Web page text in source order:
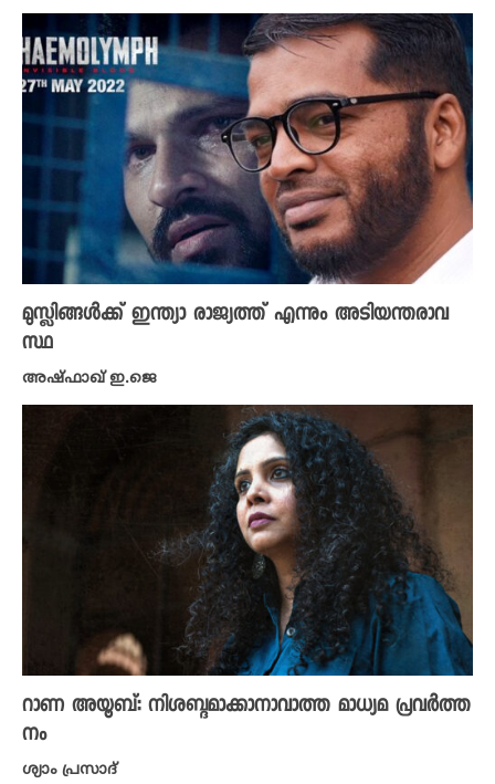
മുസ്ലിങ്ങൾക്ക് ഇന്ത്യാ രാജ്യത്ത് എന്നും അടിയന്തരാവ
സ്ഥ
അഷ്ഫാഖ് ഇ.ജെ
റാണ അയൂബ്: നിശബ്ദമാക്കാനാവാത്ത മാധ്യമ പ്രവർത്ത
നം
ശ്യാം പ്രസാദ്